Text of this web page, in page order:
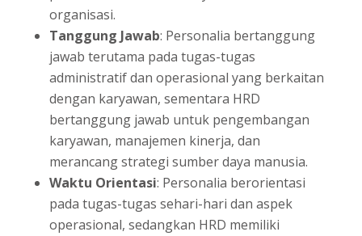
organisasi.
Tanggung Jawab: Personalia bertanggung
jawab terutama pada tugas-tugas
administratif dan operasional yang berkaitan
dengan karyawan, sementara HRD
bertanggung jawab untuk pengembangan
karyawan, manajemen kinerja, dan
merancang strategi sumber daya manusia.
Waktu Orientasi: Personalia berorientasi
pada tugas-tugas sehari-hari dan aspek
operasional, sedangkan HRD memiliki